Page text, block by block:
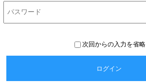
次回からの入力を省略
ログイン